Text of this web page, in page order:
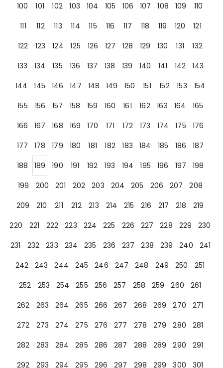
100
101 102 103 104 105 106 107 108 109
110
111
112 113 114 115 116 117 118 119 120
121
122
123 124 125 126 127 128 129 130 131
132
133
134 135 136 137 138 139 140 141 142
143
144
145 146 147 148 149 150 151 152 153
154
155
156 157 158 159 160 161 162 163 164
165
166
167 168 169 170 171 172 173 174 175
176
177
178 179 180 181 182 183 184 185 186
187
188
189 190 191 192 193 194 195 196 197
198
199
200 201 202 203 204 205 206 207
208
209
210 211 212 213 214 215 216 217 218
219
220
221 222 223 224 225 226 227 228 229
230
231
232 233 234 235 236 237 238 239 240
241
242
243 244 245 246 247 248 249 250
251
252
253 254 255 256 257 258 259 260
261
262
263 264 265 266 267 268 269 270
271
272
273 274 275 276 277 278 279 280
281
282
283 284 285 286 287 288 289 290
291
292
293 294 295 296 297 298 299 300 301